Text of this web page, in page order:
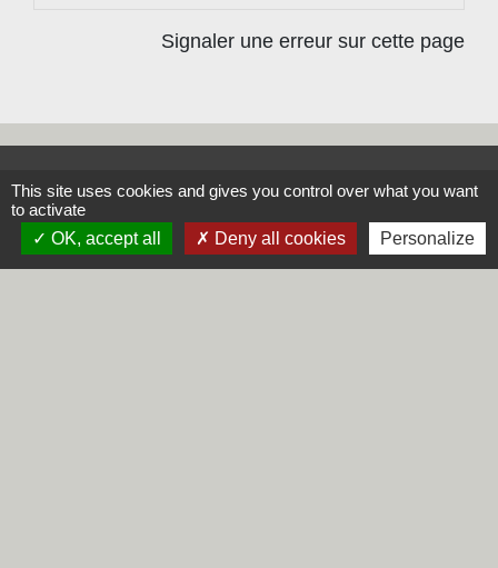
Signaler une erreur sur cette page
Contacts
Commune de Steene
Rue de la Mairie
This site uses cookies and gives you control over what you want
to activate
OK, accept all
Deny all cookies Personalize